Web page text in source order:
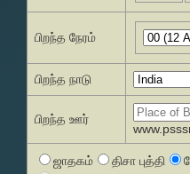
பிறந்த நேரம்
பிறந்த நாடு
பிறந்த ஊர்
ஜாதகம் திசா புத்தி